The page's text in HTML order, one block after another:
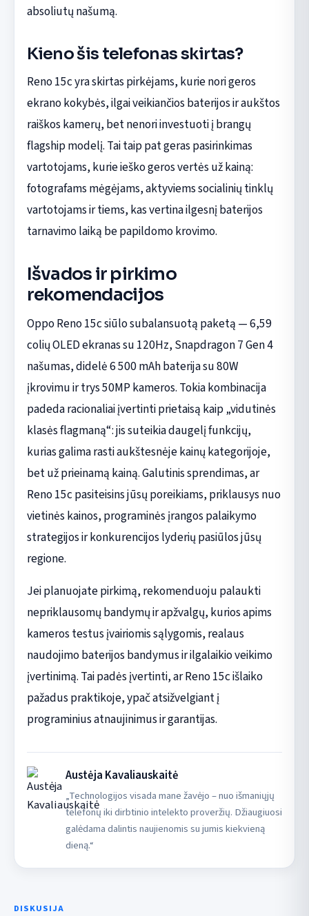
absoliutų našumą.
Kieno šis telefonas skirtas?
Reno 15c yra skirtas pirkėjams, kurie nori geros
ekrano kokybės, ilgai veikiančios baterijos ir aukštos
raiškos kamerų, bet nenori investuoti į brangų
flagship modelį. Tai taip pat geras pasirinkimas
vartotojams, kurie ieško geros vertės už kainą:
fotografams mėgėjams, aktyviems socialinių tinklų
vartotojams ir tiems, kas vertina ilgesnį baterijos
tarnavimo laiką be papildomo krovimo.
Išvados ir pirkimo
rekomendacijos
Oppo Reno 15c siūlo subalansuotą paketą — 6,59
colių OLED ekranas su 120Hz, Snapdragon 7 Gen 4
našumas, didelė 6 500 mAh baterija su 80W
įkrovimu ir trys 50MP kameros. Tokia kombinacija
padeda racionaliai įvertinti prietaisą kaip „vidutinės
klasės flagmaną“: jis suteikia daugelį funkcijų,
kurias galima rasti aukštesnėje kainų kategorijoje,
bet už prieinamą kainą. Galutinis sprendimas, ar
Reno 15c pasiteisins jūsų poreikiams, priklausys nuo
vietinės kainos, programinės įrangos palaikymo
strategijos ir konkurencijos lyderių pasiūlos jūsų
regione.
Jei planuojate pirkimą, rekomenduoju palaukti
nepriklausomų bandymų ir apžvalgų, kurios apims
kameros testus įvairiomis sąlygomis, realaus
naudojimo baterijos bandymus ir ilgalaikio veikimo
įvertinimą. Tai padės įvertinti, ar Reno 15c išlaiko
pažadus praktikoje, ypač atsižvelgiant į
programinius atnaujinimus ir garantijas.
Austėja Kavaliauskaitė
„Technologijos visada mane žavėjo – nuo išmaniųjų
telefonų iki dirbtinio intelekto proveržių. Džiaugiuosi
galėdama dalintis naujienomis su jumis kiekvieną
dieną.“
DISKUSIJA